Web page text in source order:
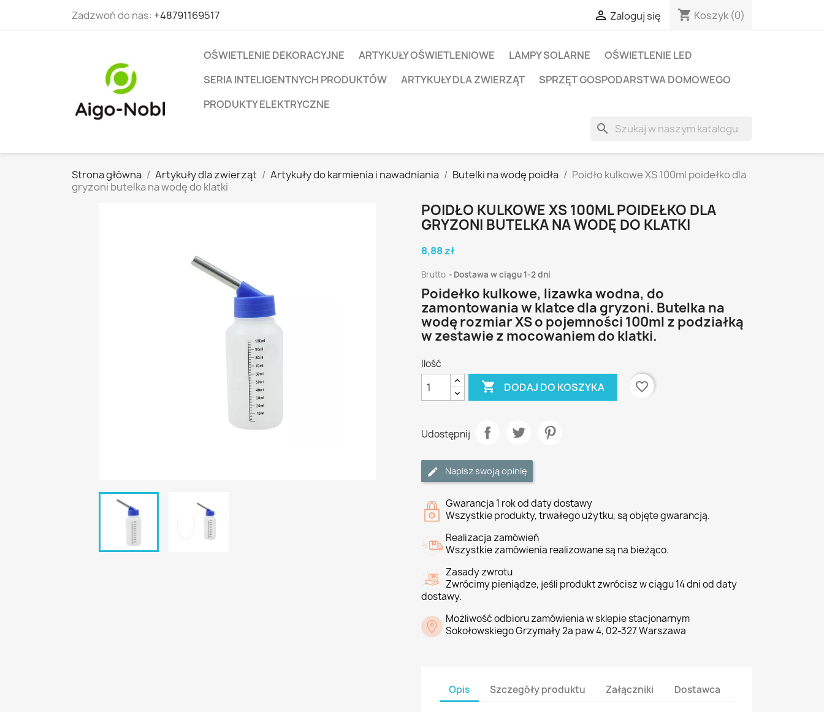
Zadzwoń do nas: +48791169517  Zaloguj się shopping_cart Koszyk (0)
OŚWIETLENIE DEKORACYJNE ARTYKUŁY OŚWIETLENIOWE LAMPY SOLARNE
OŚWIETLENIE LED
SERIA INTELIGENTNYCH PRODUKTÓW
ARTYKUŁY DLA ZWIERZĄT
SPRZĘT GOSPODARSTWA DOMOWEGO
PRODUKTY ELEKTRYCZNE
search
Strona główna Artykuły dla zwierząt Artykuły do karmienia i nawadniania Butelki na wodę poidła
Poidło kulkowe XS 100ml poidełko dla
gryzoni butelka na wodę do klatki
POIDŁO KULKOWE XS 100ML POIDEŁKO DLA
GRYZONI BUTELKA NA WODĘ DO KLATKI
8,88 zł
Brutto Dostawa w ciągu 1-2 dni
Poidełko kulkowe, lizawka wodna, do
zamontowania w klatce dla gryzoni. Butelka na
wodę rozmiar XS o pojemności 100ml z podziałką
w zestawie z mocowaniem do klatki.
Ilość
 DODAJ DO KOSZYKA favorite_border
Udostępnij
Napisz swoją opinię
Gwarancja 1 rok od daty dostawy
Wszystkie produkty, trwałego użytku, są objęte gwarancją.
Realizacja zamówień
Wszystkie zamówienia realizowane są na bieżąco.
Zasady zwrotu
Zwrócimy pieniądze, jeśli produkt zwrócisz w ciągu 14 dni od daty
dostawy.
Możliwość odbioru zamówienia w sklepie stacjonarnym
Sokołowskiego Grzymały 2a paw 4, 02-327 Warszawa
Opis Szczegóły produktu Załączniki Dostawca